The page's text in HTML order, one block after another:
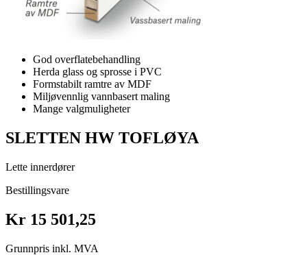
God overflatebehandling
Herda glass og sprosse i PVC
Formstabilt ramtre av MDF
Miljøvennlig vannbasert maling
Mange valgmuligheter
SLETTEN HW TOFLØYA
Lette innerdører
Bestillingsvare
Kr 15 501,25
Grunnpris inkl. MVA